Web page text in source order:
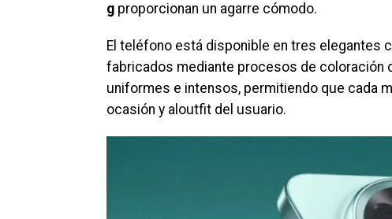
g proporcionan un agarre cómodo.
El teléfono está disponible en tres elegantes
fabricados mediante procesos de coloración
uniformes e intensos, permitiendo que cada
ocasión y aloutfit del usuario.